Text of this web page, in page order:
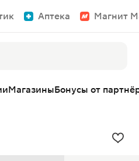
Аптека Магнит
МагазиныБонусы от